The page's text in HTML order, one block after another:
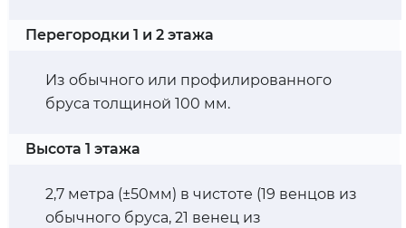
Перегородки 1 и 2 этажа
Из обычного или профилированного
бруса толщиной 100 мм.
Высота 1 этажа
2,7 метра (±50мм) в чистоте (19 венцов из
обычного бруса, 21 венец из